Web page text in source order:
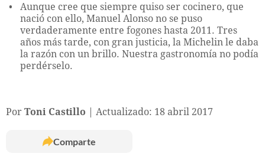
Aunque cree que siempre quiso ser cocinero, que
nació con ello, Manuel Alonso no se puso
verdaderamente entre fogones hasta 2011. Tres
años más tarde, con gran justicia, la Michelin le daba
la razón con un brillo. Nuestra gastronomía no podía
perdérselo.
Por Toni Castillo Actualizado: 18 abril 2017
Comparte